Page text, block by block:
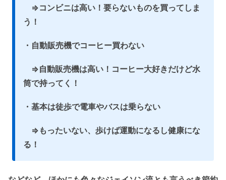
⇒コンビニは高い！要らないものを買ってしま
う！
・自動販売機でコーヒー買わない
⇒自動販売機は高い！コーヒー大好きだけど水
筒で持ってく！
・基本は徒歩で電車やバスは乗らない
⇒もったいない、歩けば運動になるし健康にな
る！